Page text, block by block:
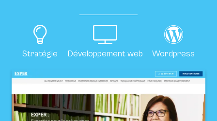
Stratégie Développement web Wordpress
[ultimate_spacer height= »200″]